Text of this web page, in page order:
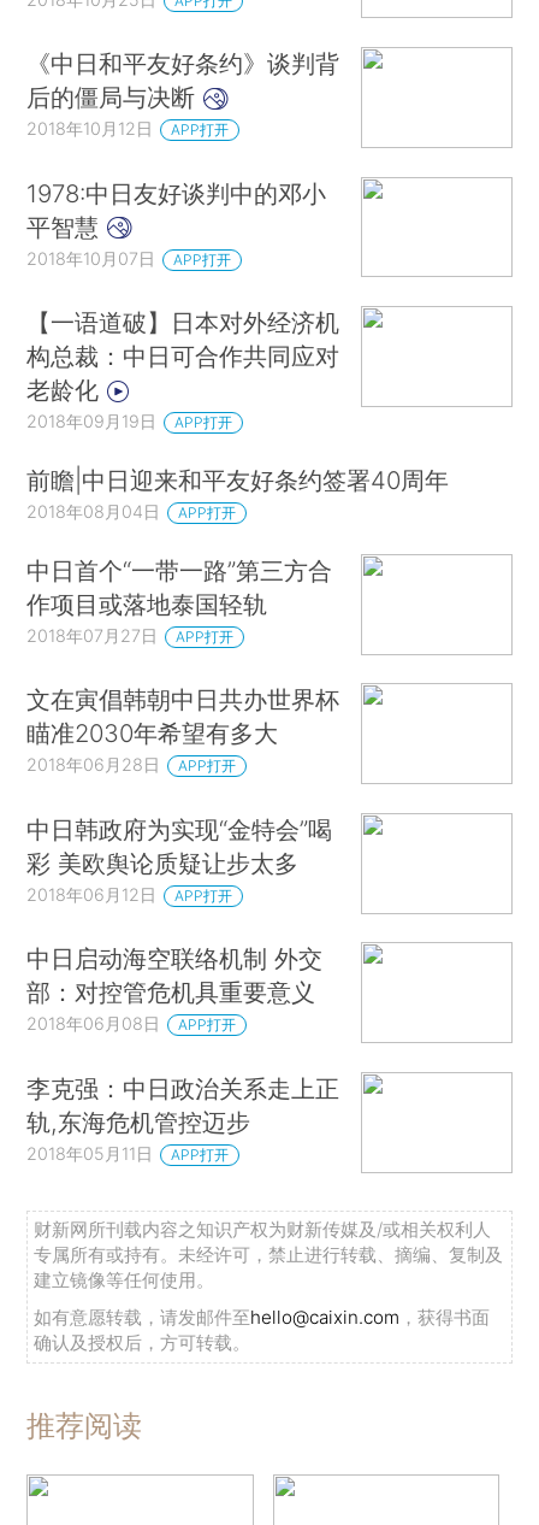
《中日和平友好条约》谈判背
后的僵局与决断
2018年10月12日 APP打开
1978:中日友好谈判中的邓小
平智慧
2018年10月07日 APP打开
【一语道破】日本对外经济机
构总裁：中日可合作共同应对
老龄化
2018年09月19日 APP打开
前瞻|中日迎来和平友好条约签署40周年
2018年08月04日 APP打开
中日首个“一带一路”第三方合
作项目或落地泰国轻轨
2018年07月27日 APP打开
文在寅倡韩朝中日共办世界杯
瞄准2030年希望有多大
2018年06月28日 APP打开
中日韩政府为实现“金特会”喝
彩 美欧舆论质疑让步太多
2018年06月12日 APP打开
中日启动海空联络机制 外交
部：对控管危机具重要意义
2018年06月08日 APP打开
李克强：中日政治关系走上正
轨,东海危机管控迈步
2018年05月11日 APP打开
财新网所刊载内容之知识产权为财新传媒及/或相关权利人
专属所有或持有。未经许可，禁止进行转载、摘编、复制及
建立镜像等任何使用。
如有意愿转载，请发邮件至hello@caixin.com ，获得书面
确认及授权后，方可转载。
推荐阅读